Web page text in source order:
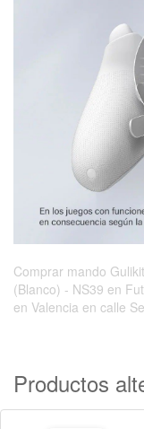
Comprar mando
(Blanco) - NS39 en
en Valencia en calle
Productos